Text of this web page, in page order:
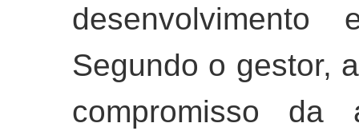
desenvolvimento
Segundo o gestor,
compromisso da